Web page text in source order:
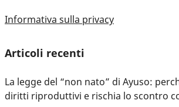
Informativa sulla privacy
Articoli recenti
La legge del “non nato” di Ayuso:
diritti riproduttivi e rischia lo scontro